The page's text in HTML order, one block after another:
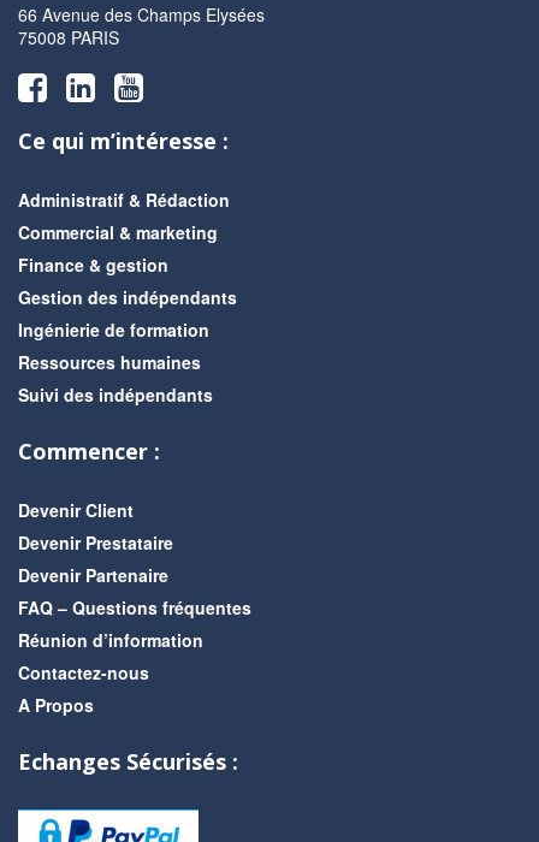
66 Avenue des Champs Elysées
75008 PARIS
Ce qui m’intéresse :
Administratif & Rédaction
Commercial & marketing
Finance & gestion
Gestion des indépendants
Ingénierie de formation
Ressources humaines
Suivi des indépendants
Commencer :
Devenir Client
Devenir Prestataire
Devenir Partenaire
FAQ – Questions fréquentes
Réunion d’information
Contactez-nous
A Propos
Echanges Sécurisés :